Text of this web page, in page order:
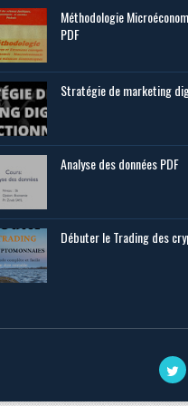
Méthodologie
PDF
Stratégie de marketing
Analyse des données PDF
Débuter le Trading des